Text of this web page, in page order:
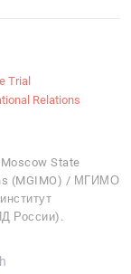
Trial
Relations
State
(MGIMO) / МГИМО
России).